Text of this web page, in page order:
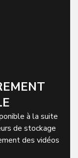
à la suite
de stockage
des vidéos